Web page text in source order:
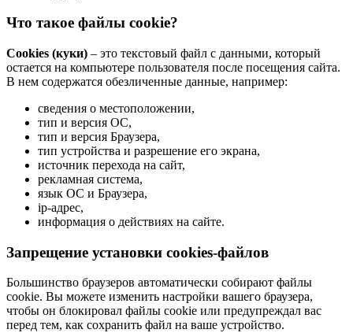
Что такое файлы cookie?
Cookies (куки) – это текстовый файл с данными, который
остается на компьютере пользователя после посещения сайта.
В нем содержатся обезличенные данные, например:
сведения о местоположении,
тип и версия ОС,
тип и версия Браузера,
тип устройства и разрешение его экрана,
источник перехода на сайт,
рекламная система,
язык ОС и Браузера,
ip-адрес,
информация о действиях на сайте.
Запрещение установки cookies-файлов
Большинство браузеров автоматически собирают файлы
cookie. Вы можете изменить настройки вашего браузера,
чтобы он блокировал файлы cookie или предупреждал вас
перед тем, как сохранить файл на ваше устройство.